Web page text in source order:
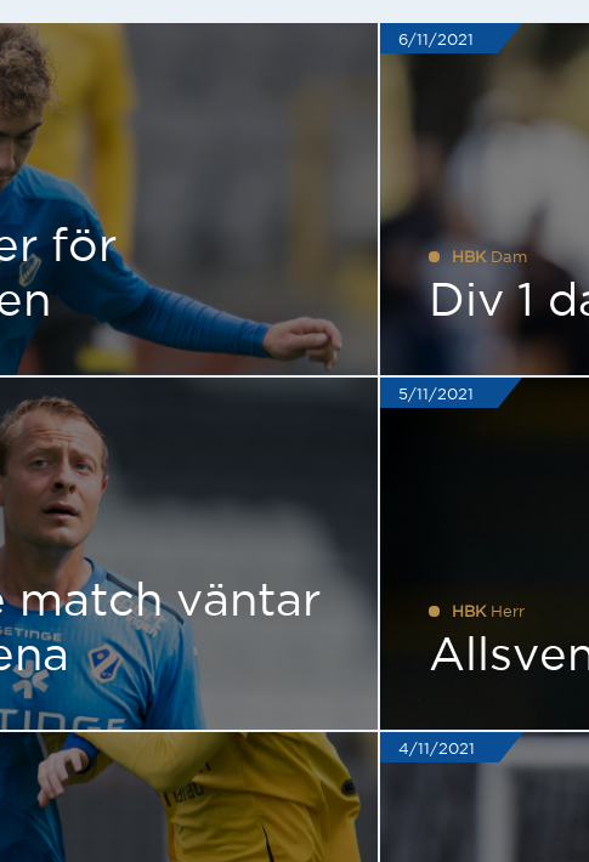
för
6/11/2021
HBK Dam
Div 1
match väntar
5/11/2021
HBK Herr
4/11/2021